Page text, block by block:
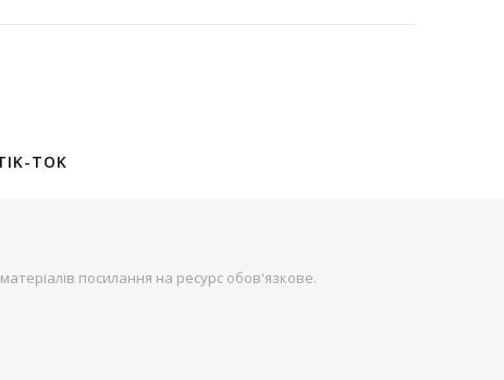
TOK
посилання на ресурс обов'язкове.